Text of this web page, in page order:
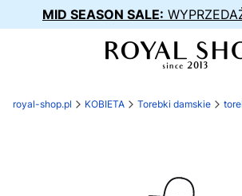
MID SEASON SALE:
royal-shop.pl KOBIETA Torebki damskie